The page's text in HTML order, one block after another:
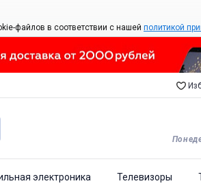
файлов в соответствии с нашей политикой
электроника Телевизоры